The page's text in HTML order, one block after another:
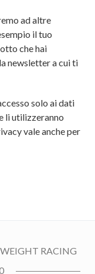
ad altre
il tuo
che hai
newsletter a cui ti
solo ai dati
li utilizzeranno
vale anche per
RACING